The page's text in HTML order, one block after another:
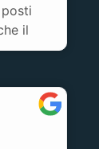
il
neo:
distante